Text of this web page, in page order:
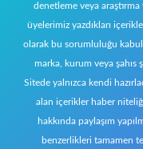
denetleme veya
üyelerimiz yazdıkları
olarak bu sorumluluğu
marka, kurum veya şahıs
Sitede yalnızca kendi
alan içerikler haber
hakkında paylaşım
benzerlikleri tamamen